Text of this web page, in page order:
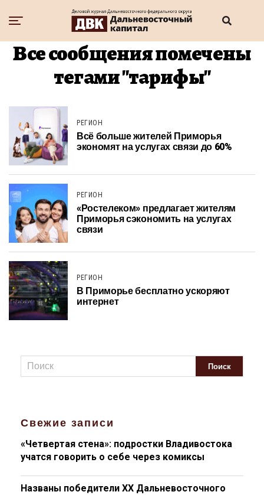
Все сообщения помечены
тегами "тарифы"
РЕГИОН
Всё больше жителей Приморья
экономят на услугах связи до 60%
РЕГИОН
«Ростелеком» предлагает жителям
Приморья сэкономить на услугах
связи
РЕГИОН
В Приморье бесплатно ускоряют
интернет
Свежие записи
«Четвертая стена»: подростки Владивостока
учатся говорить о себе через комиксы
Названы победители XX Дальневосточного